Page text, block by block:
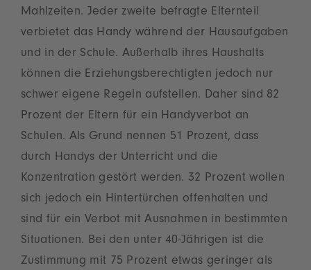
Mahlzeiten. Jeder zweite befragte Elternteil
verbietet das Handy während der Hausaufgaben
und in der Schule. Außerhalb ihres Haushalts
können die Erziehungsberechtigten jedoch nur
schwer eigene Regeln aufstellen. Daher sind 82
Prozent der Eltern für ein Handyverbot an
Schulen. Als Grund nennen 51 Prozent, dass
durch Handys der Unterricht und die
Konzentration gestört werden. 32 Prozent wollen
sich jedoch ein Hintertürchen offenhalten und
sind für ein Verbot mit Ausnahmen in bestimmten
Situationen. Bei den unter 40-Jährigen ist die
Zustimmung mit 75 Prozent etwas geringer als